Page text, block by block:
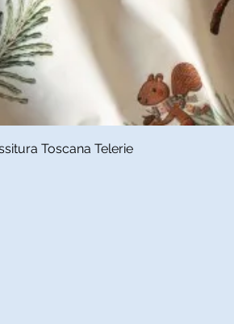
Snel overzicht
Toscana Telerie